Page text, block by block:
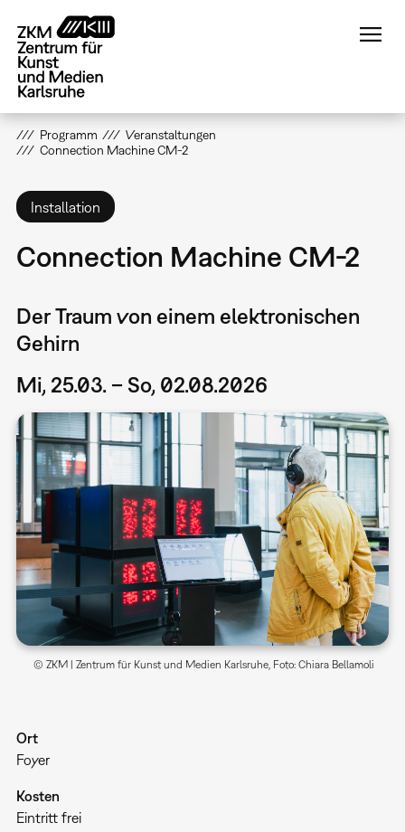
zum
Inhalt
Programm
Veranstaltungen
Connection Machine CM-2
Installation
Connection Machine CM-2
Der Traum von einem elektronischen
Gehirn
Mi, 25.03. – So, 02.08.2026
© ZKM | Zentrum für Kunst und Medien Karlsruhe, Foto: Chiara Bellamoli
Ort
Foyer
Kosten
Eintritt frei